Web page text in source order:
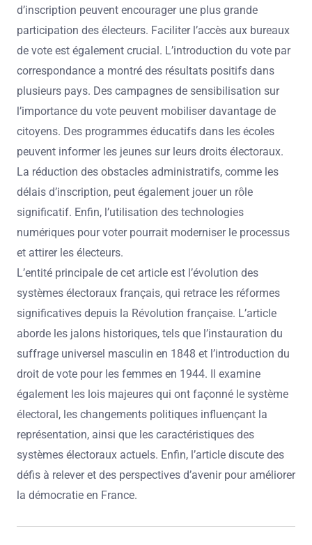
d’inscription peuvent encourager une plus grande
participation des électeurs. Faciliter l’accès aux bureaux
de vote est également crucial. L’introduction du vote par
correspondance a montré des résultats positifs dans
plusieurs pays. Des campagnes de sensibilisation sur
l’importance du vote peuvent mobiliser davantage de
citoyens. Des programmes éducatifs dans les écoles
peuvent informer les jeunes sur leurs droits électoraux.
La réduction des obstacles administratifs, comme les
délais d’inscription, peut également jouer un rôle
significatif. Enfin, l’utilisation des technologies
numériques pour voter pourrait moderniser le processus
et attirer les électeurs.
L’entité principale de cet article est l’évolution des
systèmes électoraux français, qui retrace les réformes
significatives depuis la Révolution française. L’article
aborde les jalons historiques, tels que l’instauration du
suffrage universel masculin en 1848 et l’introduction du
droit de vote pour les femmes en 1944. Il examine
également les lois majeures qui ont façonné le système
électoral, les changements politiques influençant la
représentation, ainsi que les caractéristiques des
systèmes électoraux actuels. Enfin, l’article discute des
défis à relever et des perspectives d’avenir pour améliorer
la démocratie en France.